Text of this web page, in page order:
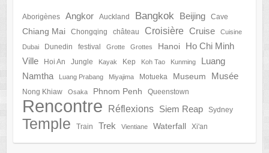
Aborigènes Angkor Auckland Bangkok Beijing Cave
Chiang Mai Chongqing château Croisière Cruise Cuisine
Dubai Dunedin festival Grotte Grottes Hanoi
Ho Chi Minh
Ville
Hoi An Jungle Kayak Kep Koh Tao Kunming
Luang
Namtha
Luang Prabang Miyajima Motueka Museum Musée
Nong Khiaw Osaka Phnom Penh Queenstown
Rencontre Réflexions Siem Reap Sydney
Temple Train Trek Vientiane Waterfall Xi'an